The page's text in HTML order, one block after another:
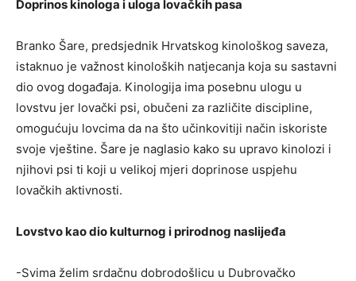
Doprinos kinologa i uloga lovačkih pasa
Branko Šare, predsjednik Hrvatskog kinološkog saveza,
istaknuo je važnost kinoloških natjecanja koja su sastavni
dio ovog događaja. Kinologija ima posebnu ulogu u
lovstvu jer lovački psi, obučeni za različite discipline,
omogućuju lovcima da na što učinkovitiji način iskoriste
svoje vještine. Šare je naglasio kako su upravo kinolozi i
njihovi psi ti koji u velikoj mjeri doprinose uspjehu
lovačkih aktivnosti.
Lovstvo kao dio kulturnog i prirodnog naslijeđa
-Svima želim srdačnu dobrodošlicu u Dubrovačko